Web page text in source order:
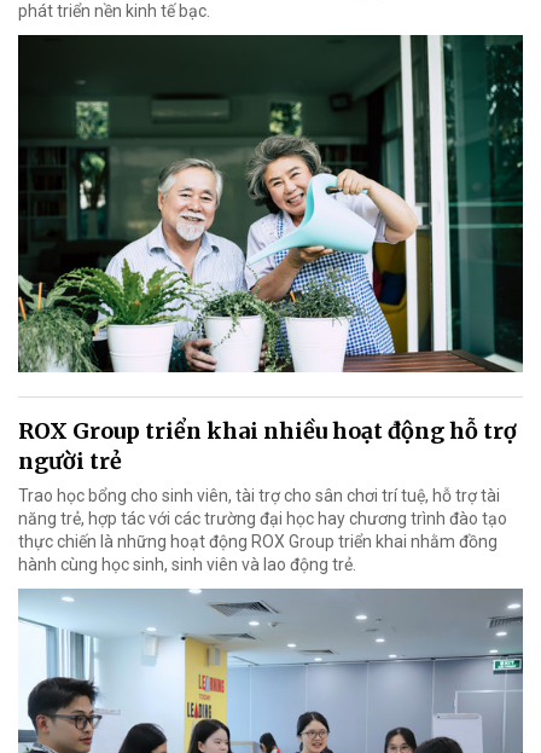
phát triển nền kinh tế bạc.
ROX Group triển khai nhiều hoạt động hỗ trợ
người trẻ
Trao học bổng cho sinh viên, tài trợ cho sân chơi trí tuệ, hỗ trợ tài
năng trẻ, hợp tác với các trường đại học hay chương trình đào tạo
thực chiến là những hoạt động ROX Group triển khai nhằm đồng
hành cùng học sinh, sinh viên và lao động trẻ.